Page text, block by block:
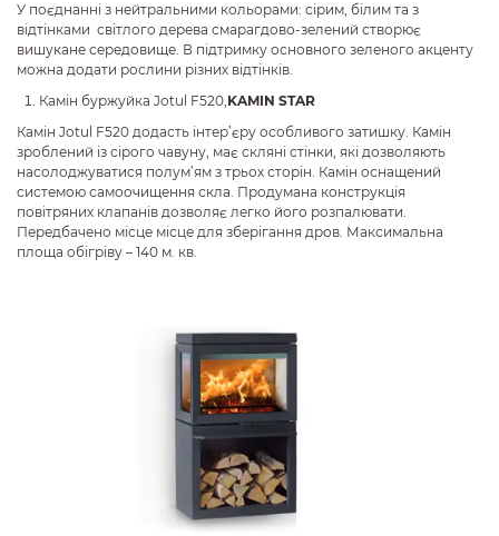
У поєднанні з нейтральними кольорами: сірим, білим та з
відтінками світлого дерева смарагдово-зелений створює
вишукане середовище. В підтримку основного зеленого акценту
можна додати рослини різних відтінків.
Камін буржуйка Jotul F520,KAMIN STAR
Камін Jotul F520 додасть інтер’єру особливого затишку. Камін
зроблений із сірого чавуну, має скляні стінки, які дозволяють
насолоджуватися полум’ям з трьох сторін. Камін оснащений
системою самоочищення скла. Продумана конструкція
повітряних клапанів дозволяє легко його розпалювати.
Передбачено місце місце для зберігання дров. Максимальна
площа обігріву – 140 м. кв.